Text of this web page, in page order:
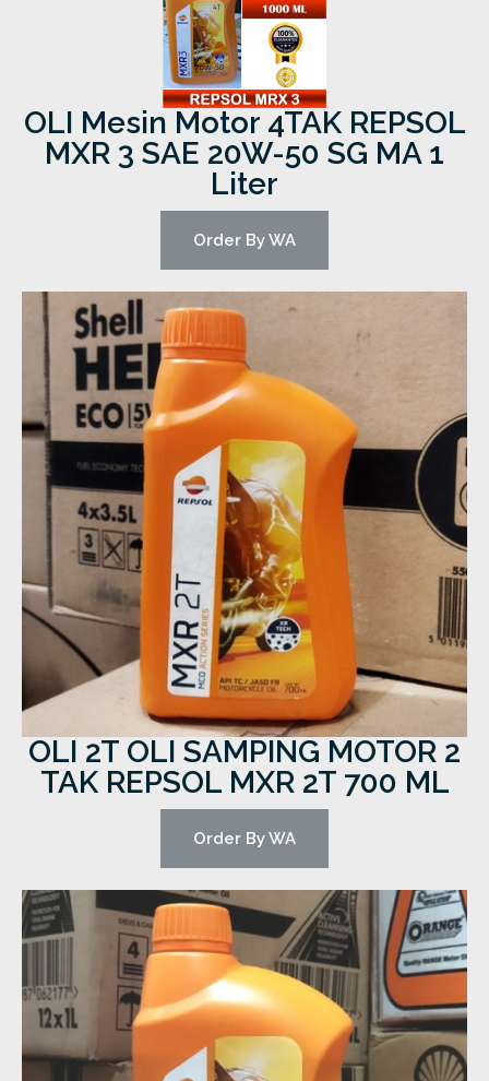
OLI Mesin Motor 4TAK REPSOL
MXR 3 SAE 20W-50 SG MA 1
Liter
Order By WA
OLI 2T OLI SAMPING MOTOR 2
TAK REPSOL MXR 2T 700 ML
Order By WA